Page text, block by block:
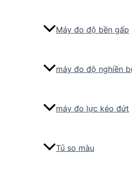
Máy đo độ bền gấp
máy đo độ nghiền
máy đo lực kéo đứt
Tủ so màu